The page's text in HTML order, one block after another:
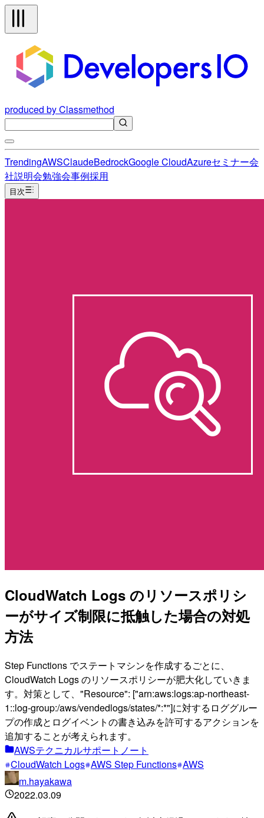
produced by Classmethod
TrendingAWSClaudeBedrockGoogle CloudAzureセミナー会
社説明会勉強会事例採用
目次
CloudWatch Logs のリソースポリシ
ーがサイズ制限に抵触した場合の対処
方法
Step Functions でステートマシンを作成するごとに、
CloudWatch Logs のリソースポリシーが肥大化していきま
す。対策として、"Resource": ["arn:aws:logs:ap-northeast-
1::log-group:/aws/vendedlogs/states/*:*"]に対するロググルー
プの作成とログイベントの書き込みを許可するアクションを
追加することが考えられます。
AWSテクニカルサポートノート
CloudWatch Logs AWS Step Functions AWS
m.hayakawa
2022.03.09